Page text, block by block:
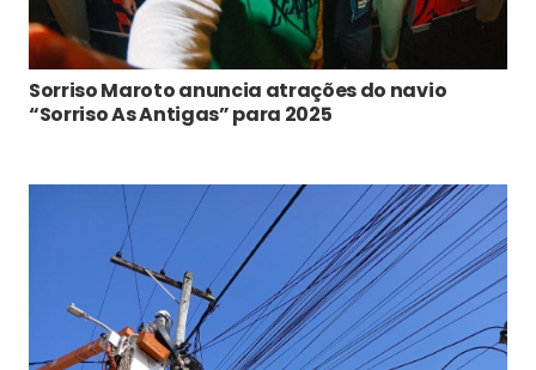
Sorriso Maroto anuncia atrações do navio
“Sorriso As Antigas” para 2025